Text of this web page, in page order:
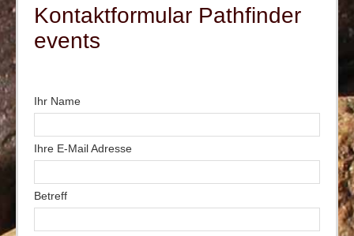
Kontaktformular Pathfinder
events
Ihr Name
Ihre E-Mail Adresse
Betreff